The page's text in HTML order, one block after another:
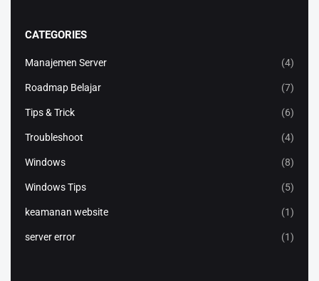
CATEGORIES
Manajemen Server (4)
Roadmap Belajar (7)
Tips & Trick (6)
Troubleshoot (4)
Windows (8)
Windows Tips (5)
keamanan website (1)
server error (1)